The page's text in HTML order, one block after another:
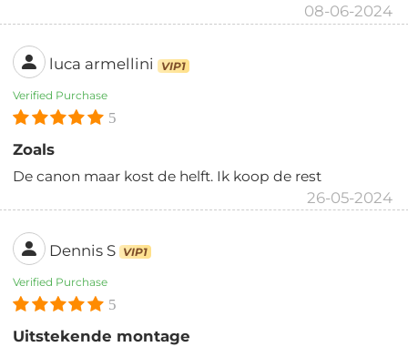
08-06-2024
luca armellini VIP1
Verified Purchase
5
Zoals
De canon maar kost de helft. Ik koop de rest
26-05-2024
Dennis S VIP1
Verified Purchase
5
Uitstekende montage